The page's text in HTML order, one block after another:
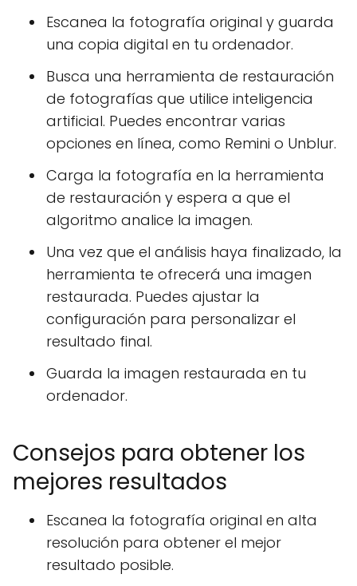
Escanea la fotografía original y guarda
una copia digital en tu ordenador.
Busca una herramienta de restauración
de fotografías que utilice inteligencia
artificial. Puedes encontrar varias
opciones en línea, como Remini o Unblur.
Carga la fotografía en la herramienta
de restauración y espera a que el
algoritmo analice la imagen.
Una vez que el análisis haya finalizado, la
herramienta te ofrecerá una imagen
restaurada. Puedes ajustar la
configuración para personalizar el
resultado final.
Guarda la imagen restaurada en tu
ordenador.
Consejos para obtener los
mejores resultados
Escanea la fotografía original en alta
resolución para obtener el mejor
resultado posible.